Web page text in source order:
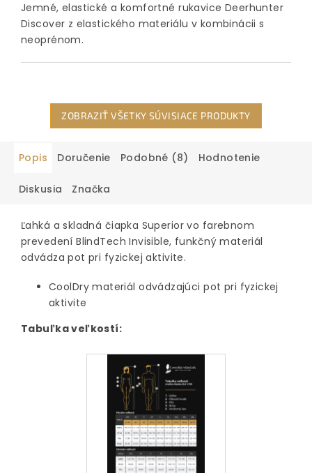
Jemné, elastické a komfortné rukavice Deerhunter
Discover z elastického materiálu v kombinácii s
neoprénom.
ZOBRAZIŤ VŠETKY SÚVISIACE PRODUKTY
Popis Doručenie Podobné (8) Hodnotenie
Diskusia Značka
Ľahká a skladná čiapka Superior vo farebnom
prevedení BlindTech Invisible, funkčný materiál
odvádza pot pri fyzickej aktivite.
CoolDry materiál odvádzajúci pot pri fyzickej
aktivite
Tabuľka veľkostí: